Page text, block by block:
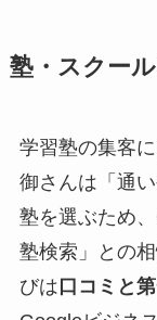
塾・スクー
学習塾の集客
御さんは「通
塾を選ぶため
塾検索」との
びは口コミと